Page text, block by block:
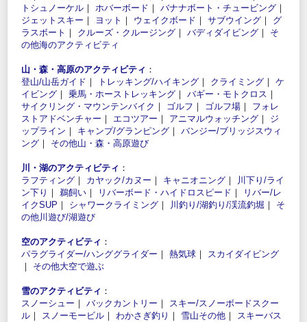
トシュノーケル ｜ ホバーボード ｜ バナナボート・チュービング ｜
ジェットスキー ｜ ヨット ｜ ウェイクボード ｜ サブウイング ｜ グ
ラスボート ｜ クルーズ・クルージング ｜ バディダイビング ｜ そ
の他海のアクティビティ
山・森・高原のアクティビティ ：
登山/山岳ガイド ｜ トレッキング/ハイキング ｜ クライミング ｜ ケ
イビング ｜ 乗馬・ホーストレッキング ｜ バギー・モトクロス ｜
サイクリング・マウンテンバイク ｜ ゴルフ ｜ ゴルフ場 ｜ フォレ
ストアドベンチャー ｜ エコツアー ｜ アニマルウォッチング ｜ ジ
ップライン ｜ キャンプ/グランピング ｜ バンジー/ブリッジスウィ
ング ｜ その他山・森・高原遊び
川・湖のアクティビティ ：
ラフティング ｜ カヤック/カヌー ｜ キャニオニング ｜
川下り/ライ
ン下り ｜ 鵜飼い ｜ リバーボード・ハイドロスピード ｜
リバー/レ
イクSUP ｜ シャワークライミング ｜ 川釣り/湖釣り/渓流釣堀 ｜ そ
の他川遊び/湖遊び
空のアクティビティ ：
パラグライダー/ハンググライダー ｜ 熱気球 ｜ スカイダイビング
｜ その他大空で遊ぶ
雪のアクティビティ ：
スノーシュー ｜ バックカントリー ｜ スキー/スノーボードスクー
ル ｜ スノーモービル ｜ わかさぎ釣り ｜ 雪山その他 ｜ スキーバス